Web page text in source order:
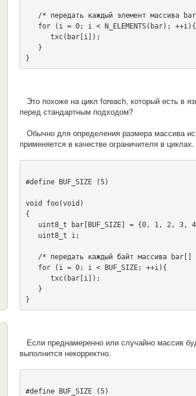
/* передать каждый элемент массива
for (i = 0; i < N_ELEMENTS(bar); ++i){
txc(bar[i]);
}
}
Это похоже на цикл foreach, который есть в
перед стандартным подходом?
Обычно для определения размера массива
применяется в качестве ограничителя в
#define BUF_SIZE (5)
void foo(void)
{
uint8_t bar[BUF_SIZE] = {0, 1, 2, 3,
uint8_t i;
/* передать каждый байт массива
for (i = 0; i < BUF_SIZE; ++i){
txc(bar[i]);
}
}
Если преднамеренно или случайно массив
выполнится некорректно.
#define BUF_SIZE (5)